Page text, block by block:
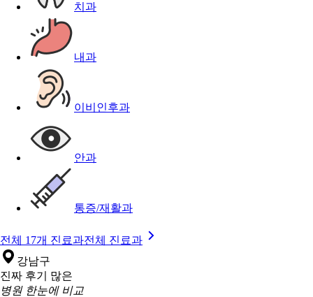
치과
내과
이비인후과
안과
통증/재활과
전체 17개 진료과전체 진료과
강남구
진짜 후기 많은
병원 한눈에 비교